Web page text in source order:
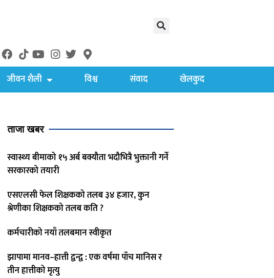
जीवन शैली विश्व संवाद खेलकुद
ताजा खबर
स्वास्थ्य बीमाको १५ अर्ब बक्यौता भदौभित्रै भुक्तानी गर्ने
सरकारको तयारी
एसएलसी फेल शिक्षकको तलब ३४ हजार, कुन
श्रेणीका शिक्षकको तलब कति ?
कर्मचारीको नयाँ तलबमान स्वीकृत
झापामा मानव–हात्ती द्वन्द्व : एक वर्षमा पाँच मानिस र
तीन हात्तीको मृत्यु